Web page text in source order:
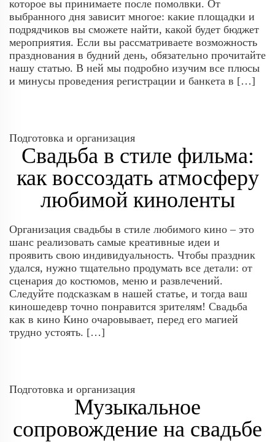
которое вы принимаете после помолвки. От
выбранного дня зависит многое: какие площадки и
подрядчиков вы сможете найти, какой будет бюджет
мероприятия. Если вы рассматриваете возможность
празднования в будний день, обязательно прочитайте
нашу статью. В ней мы подробно изучим все плюсы
и минусы проведения регистрации и банкета в […]
Подготовка и организация
Свадьба в стиле фильма:
как воссоздать атмосферу
любимой киноленты
Организация свадьбы в стиле любимого кино – это
шанс реализовать самые креативные идеи и
проявить свою индивидуальность. Чтобы праздник
удался, нужно тщательно продумать все детали: от
сценария до костюмов, меню и развлечений.
Следуйте подсказкам в нашей статье, и тогда ваш
киношедевр точно понравится зрителям! Свадьба
как в кино Кино очаровывает, перед его магией
трудно устоять. […]
Подготовка и организация
Музыкальное
сопровождение на свадьбе